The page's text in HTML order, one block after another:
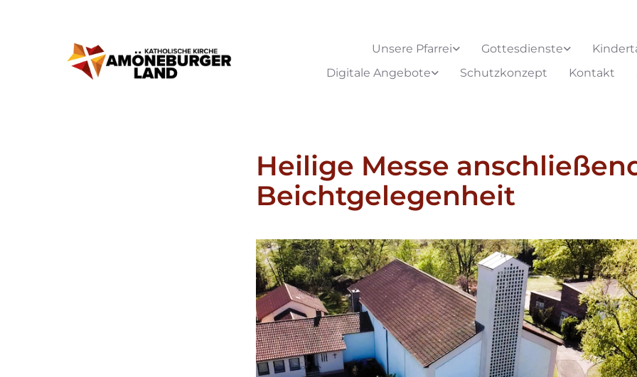
Unsere Pfarrei Gottesdienste
Digitale Angebote
Schutzkonzept Kontakt
Heilige Messe
Beichtgelegenheit